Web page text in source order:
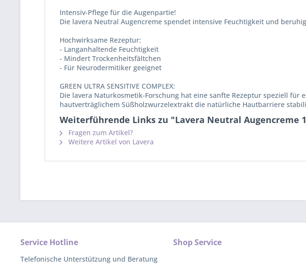
Intensiv-Pflege für die Augenpartie!
Die lavera Neutral Augencreme spendet intensive Feuchtigkeit und
Hochwirksame Rezeptur:
- Langanhaltende Feuchtigkeit
- Mindert Trockenheitsfältchen
- Für Neurodermitiker geeignet
GREEN ULTRA SENSITIVE COMPLEX:
Die lavera Naturkosmetik-Forschung hat eine sanfte Rezeptur speziell
hautverträglichem Süßholzwurzelextrakt die natürliche Hautbarriere
Weiterführende Links zu "Lavera Neutral Augencreme
Fragen zum Artikel?
Weitere Artikel von Lavera
Service Hotline
Telefonische Unterstützung und Beratung
Shop Service